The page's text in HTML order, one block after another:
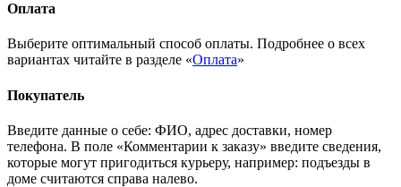
Оплата
Выберите оптимальный способ оплаты. Подробнее о всех
вариантах читайте в разделе «Оплата»
Покупатель
Введите данные о себе: ФИО, адрес доставки, номер
телефона. В поле «Комментарии к заказу» введите сведения,
которые могут пригодиться курьеру, например: подъезды в
доме считаются справа налево.